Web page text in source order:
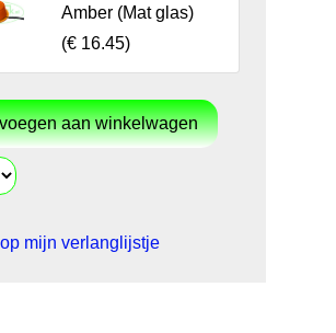
Amber (Mat glas)
(€ 16.45)
mijn verlanglijstje